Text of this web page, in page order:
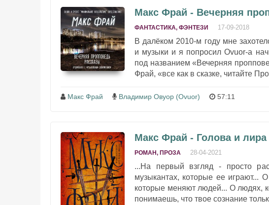
Макс Фрай - Вечерняя
ФАНТАСТИКА, ФЭНТЕЗИ 17-09-2018
В далёком 2010-м году мне
и музыки и я попросил Ovuor-а
под названием «Вечерняя
Фрай, «все как в сказке, читайте
Макс Фрай Владимир Овуор (Ovuor) 57:11
Макс Фрай - Голова и
РОМАН, ПРОЗА 28-04-2021
...На первый взгляд - просто
музыкантах, которые ее играют...
которые меняют людей... О людях,
понимаешь, что твое сознание